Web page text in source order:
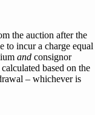
the auction after the
to incur a charge equal
and consignor
based on the
– whichever is